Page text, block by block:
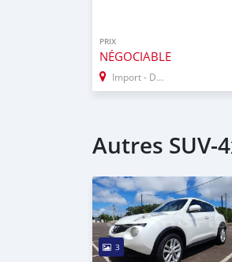
PRIX
NÉGOCIABLE
Import - Dubai
Autres
3